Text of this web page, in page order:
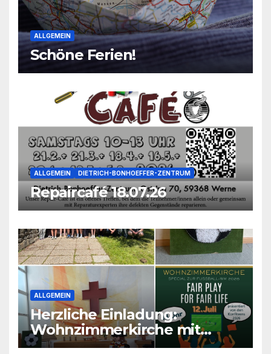
ALLGEMEIN
Schöne Ferien!
ALLGEMEIN DIETRICH-BONHOEFFER-ZENTRUM
Repaircafé 18.07.26
ALLGEMEIN
Herzliche Einladung:
Wohnzimmerkirche mit
unseren Konfis